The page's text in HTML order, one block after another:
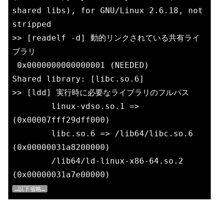
shared libs), for GNU/Linux 2.6.18, not
stripped
>> [readelf -d] 動的リンクされている共有ライ
ブラリ
Shared library: [libc.so.6]
>> [ldd] 実行時に必要なライブラリのフルパス
(0x00007fff29dff000)
(0x00000031a8200000)
…以下省略…